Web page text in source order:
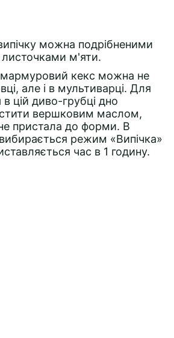
можна подрібненими
листочками м'яти.
мармуровий кекс можна не
але і в мультиварці. Для
в цій диво-грубці дно
вершковим маслом,
пристала до форми. В
режим «Випічка»
час в 1 годину.